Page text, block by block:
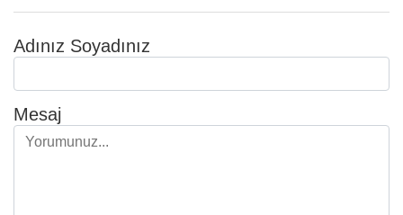
Adınız Soyadınız
Mesaj